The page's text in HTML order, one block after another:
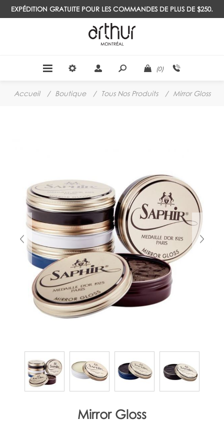
EXPÉDITION GRATUITE POUR LES COMMANDES DE PLUS DE $250.
(0)
Accueil / Boutique / Tous Nos Produits / Mirror Gloss
Mirror Gloss